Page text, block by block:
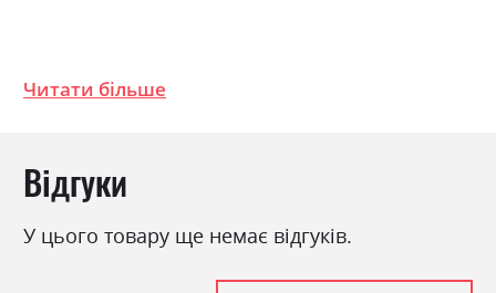
Стиль
Ніша для білизни
Читати більше
Відгуки
У цього товару ще немає відгуків.